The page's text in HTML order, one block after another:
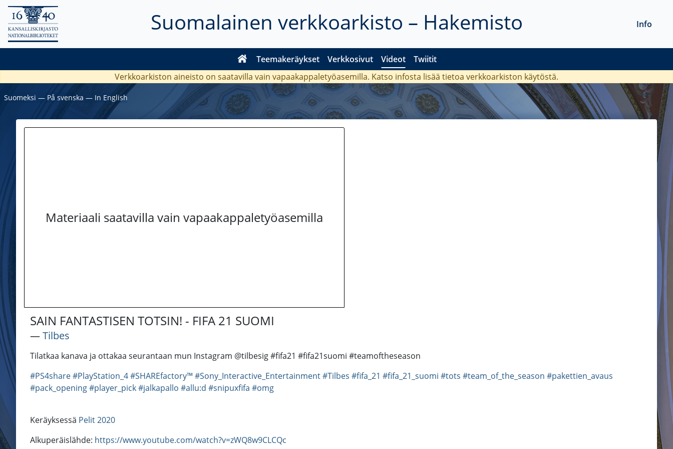
Suomalainen verkkoarkisto – Hakemisto
Teemakeräykset Verkkosivut Videot Twiitit
Info
Verkkoarkiston aineisto on saatavilla vain vapaakappaletyöasemilla. Katso infosta lisää tietoa verkkoarkiston käytöstä.
Suomeksi ― På svenska ― In English
Materiaali saatavilla vain vapaakappaletyöasemilla
SAIN FANTASTISEN TOTSIN! - FIFA 21 SUOMI
―Tilbes
Tilatkaa kanava ja ottakaa seurantaan mun Instagram @tilbesig #fifa21 #fifa21suomi #teamoftheseason
#PS4share#PlayStation_4#SHAREfactory™ #Sony_Interactive_Entertainment#Tilbes #fifa_21 #fifa_21_suomi #tots #team_of_the_season #pakettien_avaus
#pack_opening#player_pick#jalkapallo #allu:d #snipuxfifa #omg
Keräyksessä Pelit 2020
Alkuperäislähde: https://www.youtube.com/watch?v=zWQ8w9CLCQc